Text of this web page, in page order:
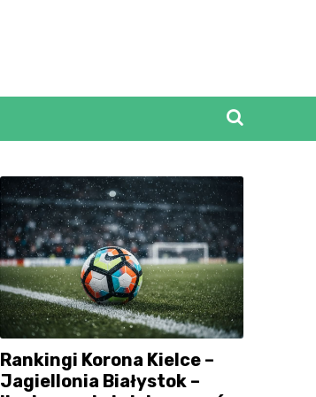
Rankingi Korona Kielce –
Jagiellonia Białystok –